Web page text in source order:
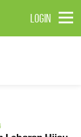
LOGIN